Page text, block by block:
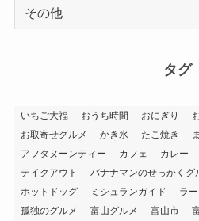
タグ
いちご大福 おうち時間 おにぎり
お取寄せグルメ
かき氷 たこ焼き
アフタヌーンティー
カフェ カレー
テイクアウト
バナナマンのせっかくグ
ホットドッグ
ミシュランガイド ラ
孤独のグルメ
富山グルメ 富山市